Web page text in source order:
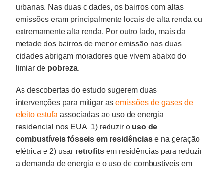
urbanas. Nas duas cidades, os bairros com altas
emissões eram principalmente locais de alta renda ou
extremamente alta renda. Por outro lado, mais da
metade dos bairros de menor emissão nas duas
cidades abrigam moradores que vivem abaixo do
limiar de pobreza.
As descobertas do estudo sugerem duas
intervenções para mitigar asemissões de gases de
efeito estufa associadas ao uso de energia
residencial nos EUA: 1) reduzir o uso de
combustíveis fósseis em residências e na geração
elétrica e 2) usar retrofits em residências para reduzir
a demanda de energia e o uso de combustíveis em